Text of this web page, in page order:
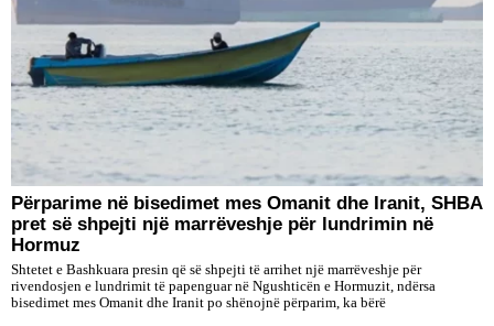
Përparime në bisedimet mes Omanit dhe Iranit, SHBA
pret së shpejti një marrëveshje për lundrimin në
Hormuz
Shtetet e Bashkuara presin që së shpejti të arrihet një marrëveshje për
rivendosjen e lundrimit të papenguar në Ngushticën e Hormuzit, ndërsa
bisedimet mes Omanit dhe Iranit po shënojnë përparim, ka bërë